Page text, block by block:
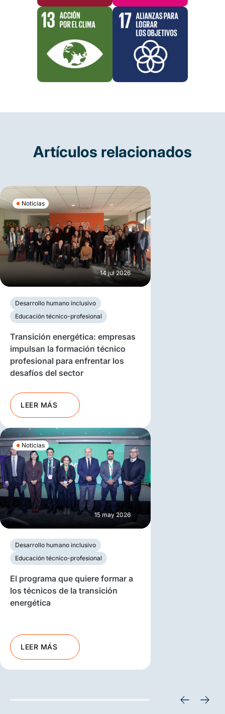
Artículos relacionados
Noticias
14 jul 2026
Desarrollo humano inclusivo
Educación técnico-profesional
Transición energética: empresas
impulsan la formación técnico
profesional para enfrentar los
desafíos del sector
LEER MÁS
Noticias
15 may 2026
Desarrollo humano inclusivo
Educación técnico-profesional
El programa que quiere formar a
los técnicos de la transición
energética
LEER MÁS